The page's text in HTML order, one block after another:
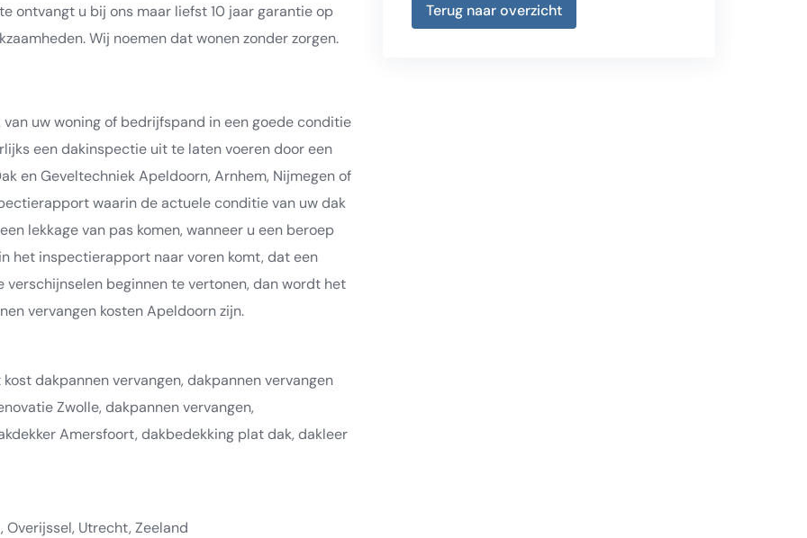
ontvangt u bij ons maar liefst 10 jaar garantie op
Wij noemen dat wonen zonder zorgen.
uw woning of bedrijfspand in een goede conditie
een dakinspectie uit te laten voeren door een
en Geveltechniek Apeldoorn, Arnhem, Nijmegen of
waarin de actuele conditie van uw dak
lekkage van pas komen, wanneer u een beroep
het inspectierapport naar voren komt, dat een
beginnen te vertonen, dan wordt het
vervangen kosten Apeldoorn zijn.
dakpannen vervangen, dakpannen vervangen
Zwolle, dakpannen vervangen,
Amersfoort, dakbedekking plat dak, dakleer
Utrecht, Zeeland
Terug naar overzicht